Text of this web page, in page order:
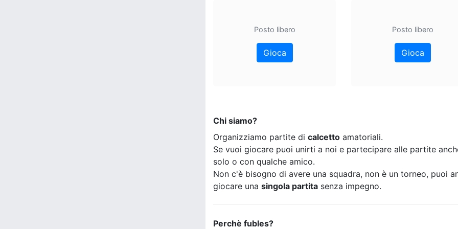
Posto libero
Gioca
Posto libero
Gioca
Chi siamo?
Organizziamo partite di calcetto amatoriali.
Se vuoi giocare puoi unirti a noi e partecipare alle partite
solo o con qualche amico.
Non c'è bisogno di avere una squadra, non è un torneo, puoi
giocare una singola partita senza impegno.
Perchè fubles?